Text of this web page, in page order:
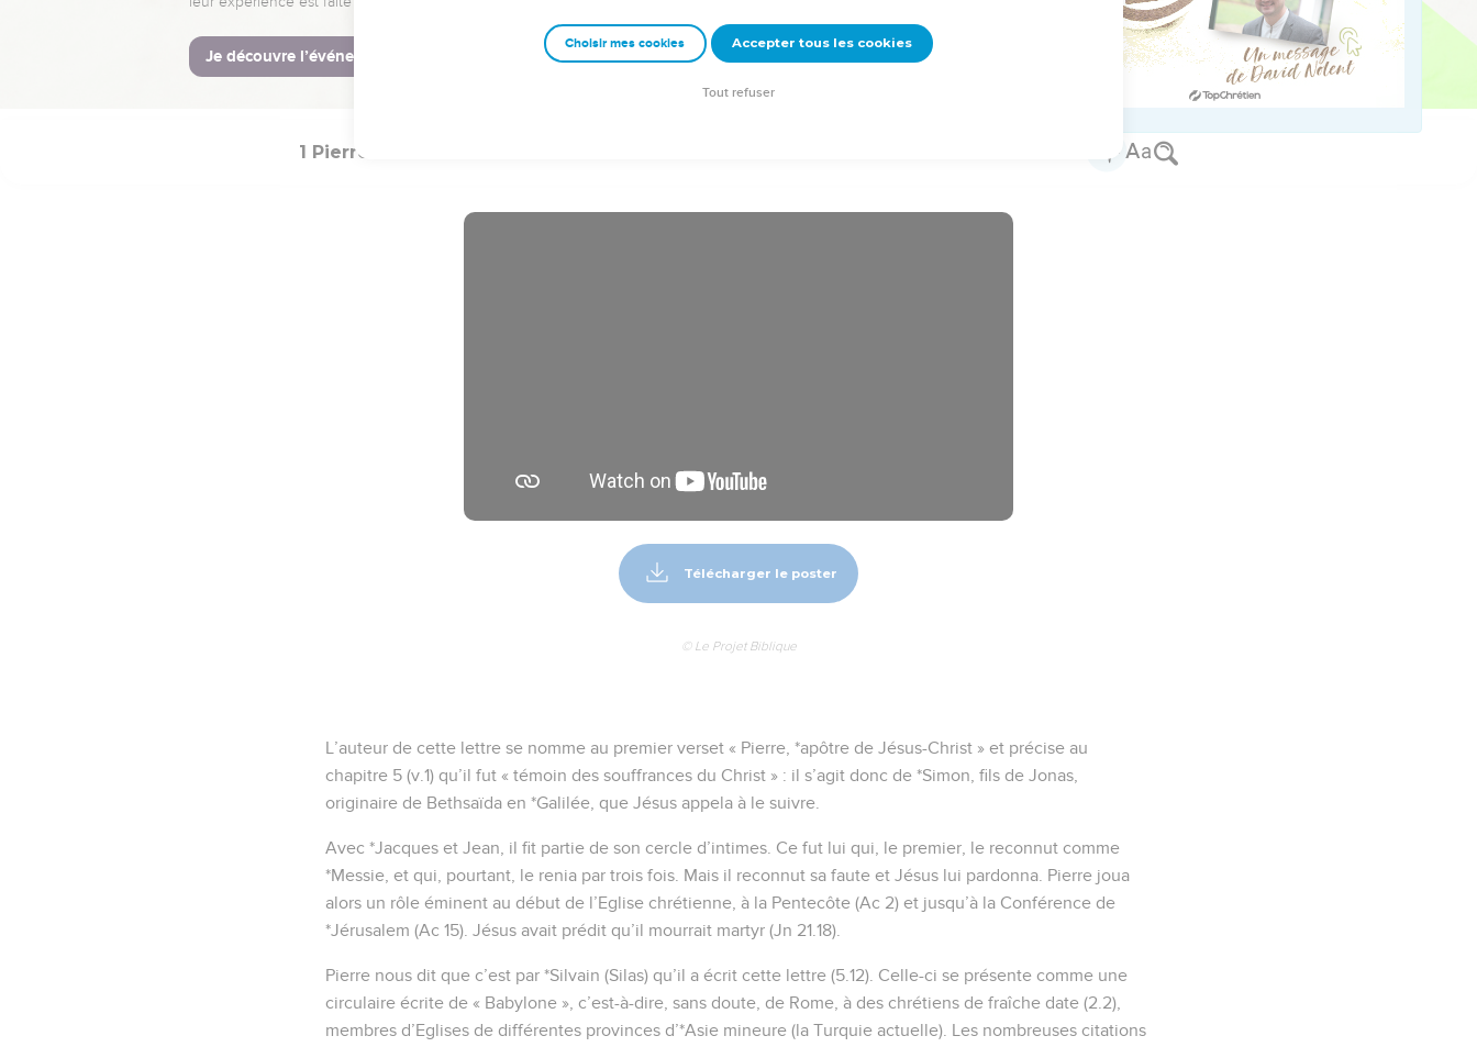
Mes frères et sœurs, si quelqu'un parmi vous s'est égaré loin de la vérité et qu'un autre l'y ramène,
20 sachez que celui qui ramènera un pécheur de la voie où il s'était égaré sauvera une âme de la mort et
1 Pierre
Télécharger le poster
© Le Projet Biblique
L’auteur de cette lettre se nomme au premier verset « Pierre, *apôtre de Jésus-Christ » et précise au
chapitre 5 (v.1) qu’il fut « témoin des souffrances du Christ » : il s’agit donc de *Simon, fils de Jonas,
originaire de Bethsaïda en *Galilée, que Jésus appela à le suivre.
Avec *Jacques et Jean, il fit partie de son cercle d’intimes. Ce fut lui qui, le premier, le reconnut comme
*Messie, et qui, pourtant, le renia par trois fois. Mais il reconnut sa faute et Jésus lui pardonna. Pierre joua
alors un rôle éminent au début de l’Eglise chrétienne, à la Pentecôte (Ac 2) et jusqu’à la Conférence de
*Jérusalem (Ac 15). Jésus avait prédit qu’il mourrait martyr (Jn 21.18).
Pierre nous dit que c’est par *Silvain (Silas) qu’il a écrit cette lettre (5.12). Celle-ci se présente comme une
circulaire écrite de « Babylone », c’est-à-dire, sans doute, de Rome, à des chrétiens de fraîche date (2.2),
membres d’Eglises de différentes provinces d’*Asie mineure (la Turquie actuelle). Les nombreuses citations
Choisir mes cookies Accepter tous les cookies
Tout refuser